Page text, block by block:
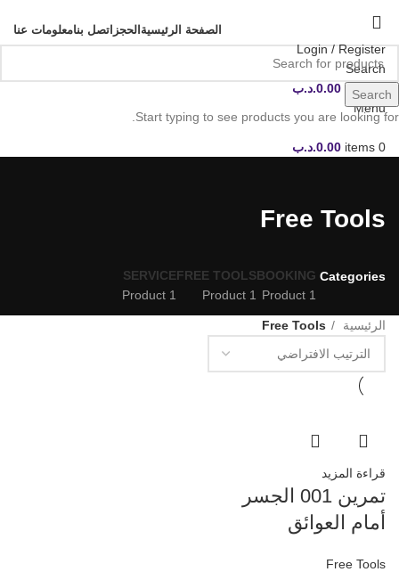
الصفحة الرئيسية الحجز اتصل بنامعلومات عنا
Login / Register
Search
items
0.00.د.ب
Menu
0
items
0.00.د.ب
Free Tools
Categories
BOOKING
1 Product
FREE TOOLS
1 Product
SERVICE
1 Product
الرئيسية Free Tools
قراءة المزيد
تمرين 001 الجسر
أمام العوائق
Free Tools
Search
Start typing to see products you are looking for.